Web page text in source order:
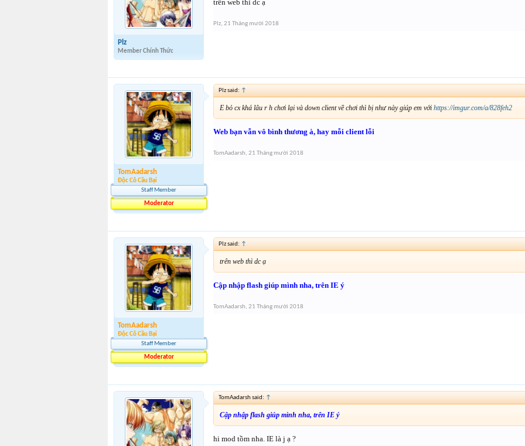
Plz
Member Chính Thức
trên web thì dc ạ
Plz, 21 Tháng mười 2018
TomAadarsh
Độc Cô Cầu Bại
Staff Member
Moderator
Plz said: ↑
E bỏ cx khá lâu r h chơi lại và down client về chơi thì bị như này giúp em với https://imgur.com/a/828feh2
Web bạn vẫn vô bình thương à, hay mỗi client lỗi
TomAadarsh, 21 Tháng mười 2018
TomAadarsh
Độc Cô Cầu Bại
Staff Member
Moderator
Plz said: ↑
trên web thì dc ạ
Cập nhập flash giúp mình nha, trên IE ý
TomAadarsh, 21 Tháng mười 2018
TomAadarsh said: ↑
Cập nhập flash giúp mình nha, trên IE ý
hi mod tồm nha. IE là j ạ ?